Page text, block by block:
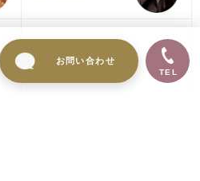
フォト
お問い合わせ
TEL